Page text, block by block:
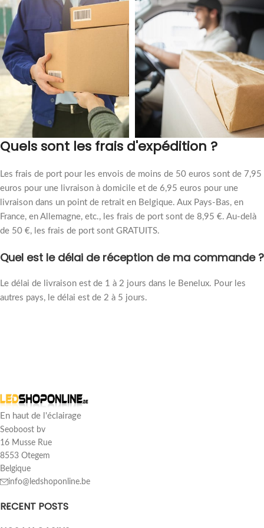
Quels sont les frais d'expédition ?
Les frais de port pour les envois de moins de 50 euros sont de 7,95
euros pour une livraison à domicile et de 6,95 euros pour une
livraison dans un point de retrait en Belgique. Aux Pays-Bas, en
France, en Allemagne, etc., les frais de port sont de 8,95 €. Au-delà
de 50 €, les frais de port sont GRATUITS.
Quel est le délai de réception de ma commande ?
Le délai de livraison est de 1 à 2 jours dans le Benelux. Pour les
autres pays, le délai est de 2 à 5 jours.
Ludo Bekaert
Note : 5/5
Magnifiques spots LED pour mon jardin. Quelle qualité. Résultat
Thu Jun 26 2025 04:30:06 GMT+0000 (Coordinated Universal
spot led sol rond 5w blanc chaud ip67 étanche
Note : 5/5
En haut de l'éclairage
Seoboost bv
16 Musse Rue
8553 Otegem
Belgique
info@ledshoponline.be
RECENT POSTS